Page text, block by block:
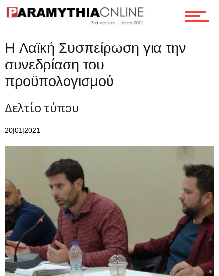
Επικοινωνία
H Λαϊκή Συσπείρωση για την
συνεδρίαση του
προϋπολογισμού
Δελτίο τύπου
20|01|2021